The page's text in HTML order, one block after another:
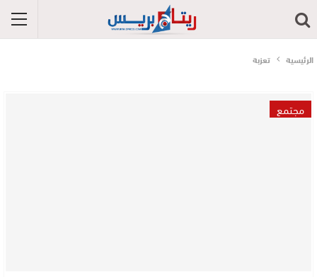
الرئيسية تعزبة
مجتمع